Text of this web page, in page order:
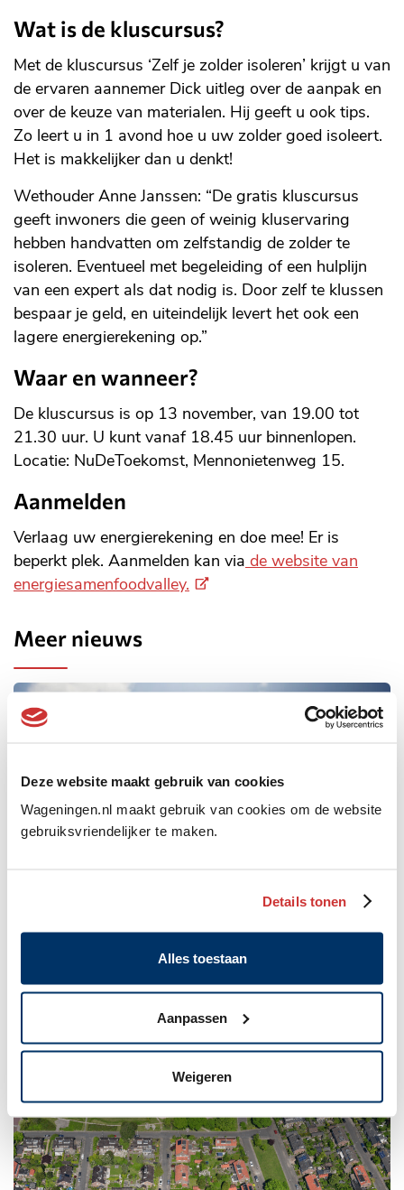
Deze website maakt gebruik van cookies
Wageningen.nl maakt gebruik van cookies om de website
gebruiksvriendelijker te maken.
Details tonen
Alles toestaan
Aanpassen
Weigeren
Wat is de kluscursus?
Met de kluscursus ‘Zelf je zolder isoleren’ krijgt u van
de ervaren aannemer Dick uitleg over de aanpak en
over de keuze van materialen. Hij geeft u ook tips.
Zo leert u in 1 avond hoe u uw zolder goed isoleert.
Het is makkelijker dan u denkt!
Wethouder Anne Janssen: “De gratis kluscursus
geeft inwoners die geen of weinig kluservaring
hebben handvatten om zelfstandig de zolder te
isoleren. Eventueel met begeleiding of een hulplijn
van een expert als dat nodig is. Door zelf te klussen
bespaar je geld, en uiteindelijk levert het ook een
lagere energierekening op.”
Waar en wanneer?
De kluscursus is op 13 november, van 19.00 tot
21.30 uur. U kunt vanaf 18.45 uur binnenlopen.
Locatie: NuDeToekomst, Mennonietenweg 15.
Aanmelden
Verlaag uw energierekening en doe mee! Er is
beperkt plek. Aanmelden kan via de website van
energiesamenfoodvalley. (Externe
Meer nieuws